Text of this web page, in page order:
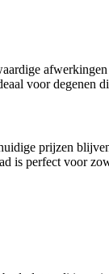
voor degenen
prijzen
is perfect voor